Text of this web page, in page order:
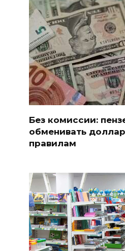
Без комиссии:
обменивать
правилам